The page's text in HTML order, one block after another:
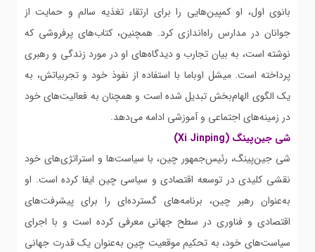
بانوی اول، او کمپین‌هایی را برای ارتقاء تغذیه سالم و حمایت از
جوانان در مدارس راه‌اندازی کرد. همچنین، کتاب‌های پرفروشی که
نوشته است، به بیان تجارب و دیدگاه‌های او در مورد زندگی و رهبری
پرداخته است. میشل اوباما با استفاده از نفوذ خود و تجربیاتش، به
یک الگوی الهام‌بخش تبدیل شده است و همچنان به فعالیت‌های خود
در زمینه‌های اجتماعی و آموزشی ادامه می‌دهد.
شی جین‌پینگ (Xi Jinping)
شی جین‌پینگ، رئیس‌جمهور چین، با سیاست‌ها و استراتژی‌های خود
نقشی کلیدی در توسعه اقتصادی و سیاسی چین ایفا کرده است. او
به‌عنوان رهبر چین، برنامه‌های گسترده‌ای را برای پیشرفت‌های
اقتصادی و فناوری در سطح جهانی معرفی کرده است و با اجرای
سیاست‌های خود، به تحکیم موقعیت چین به‌عنوان یک قدرت جهانی